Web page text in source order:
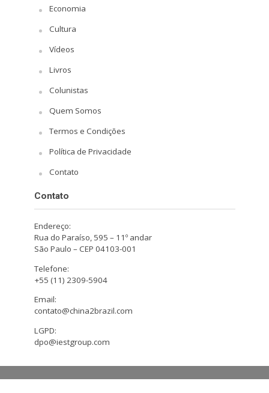
Economia
Cultura
Vídeos
Livros
Colunistas
Quem Somos
Termos e Condições
Política de Privacidade
Contato
Contato
Endereço:
Rua do Paraíso, 595 – 11º andar
São Paulo – CEP 04103-001
Telefone:
+55 (11) 2309-5904
Email:
contato@china2brazil.com
LGPD:
dpo@iestgroup.com